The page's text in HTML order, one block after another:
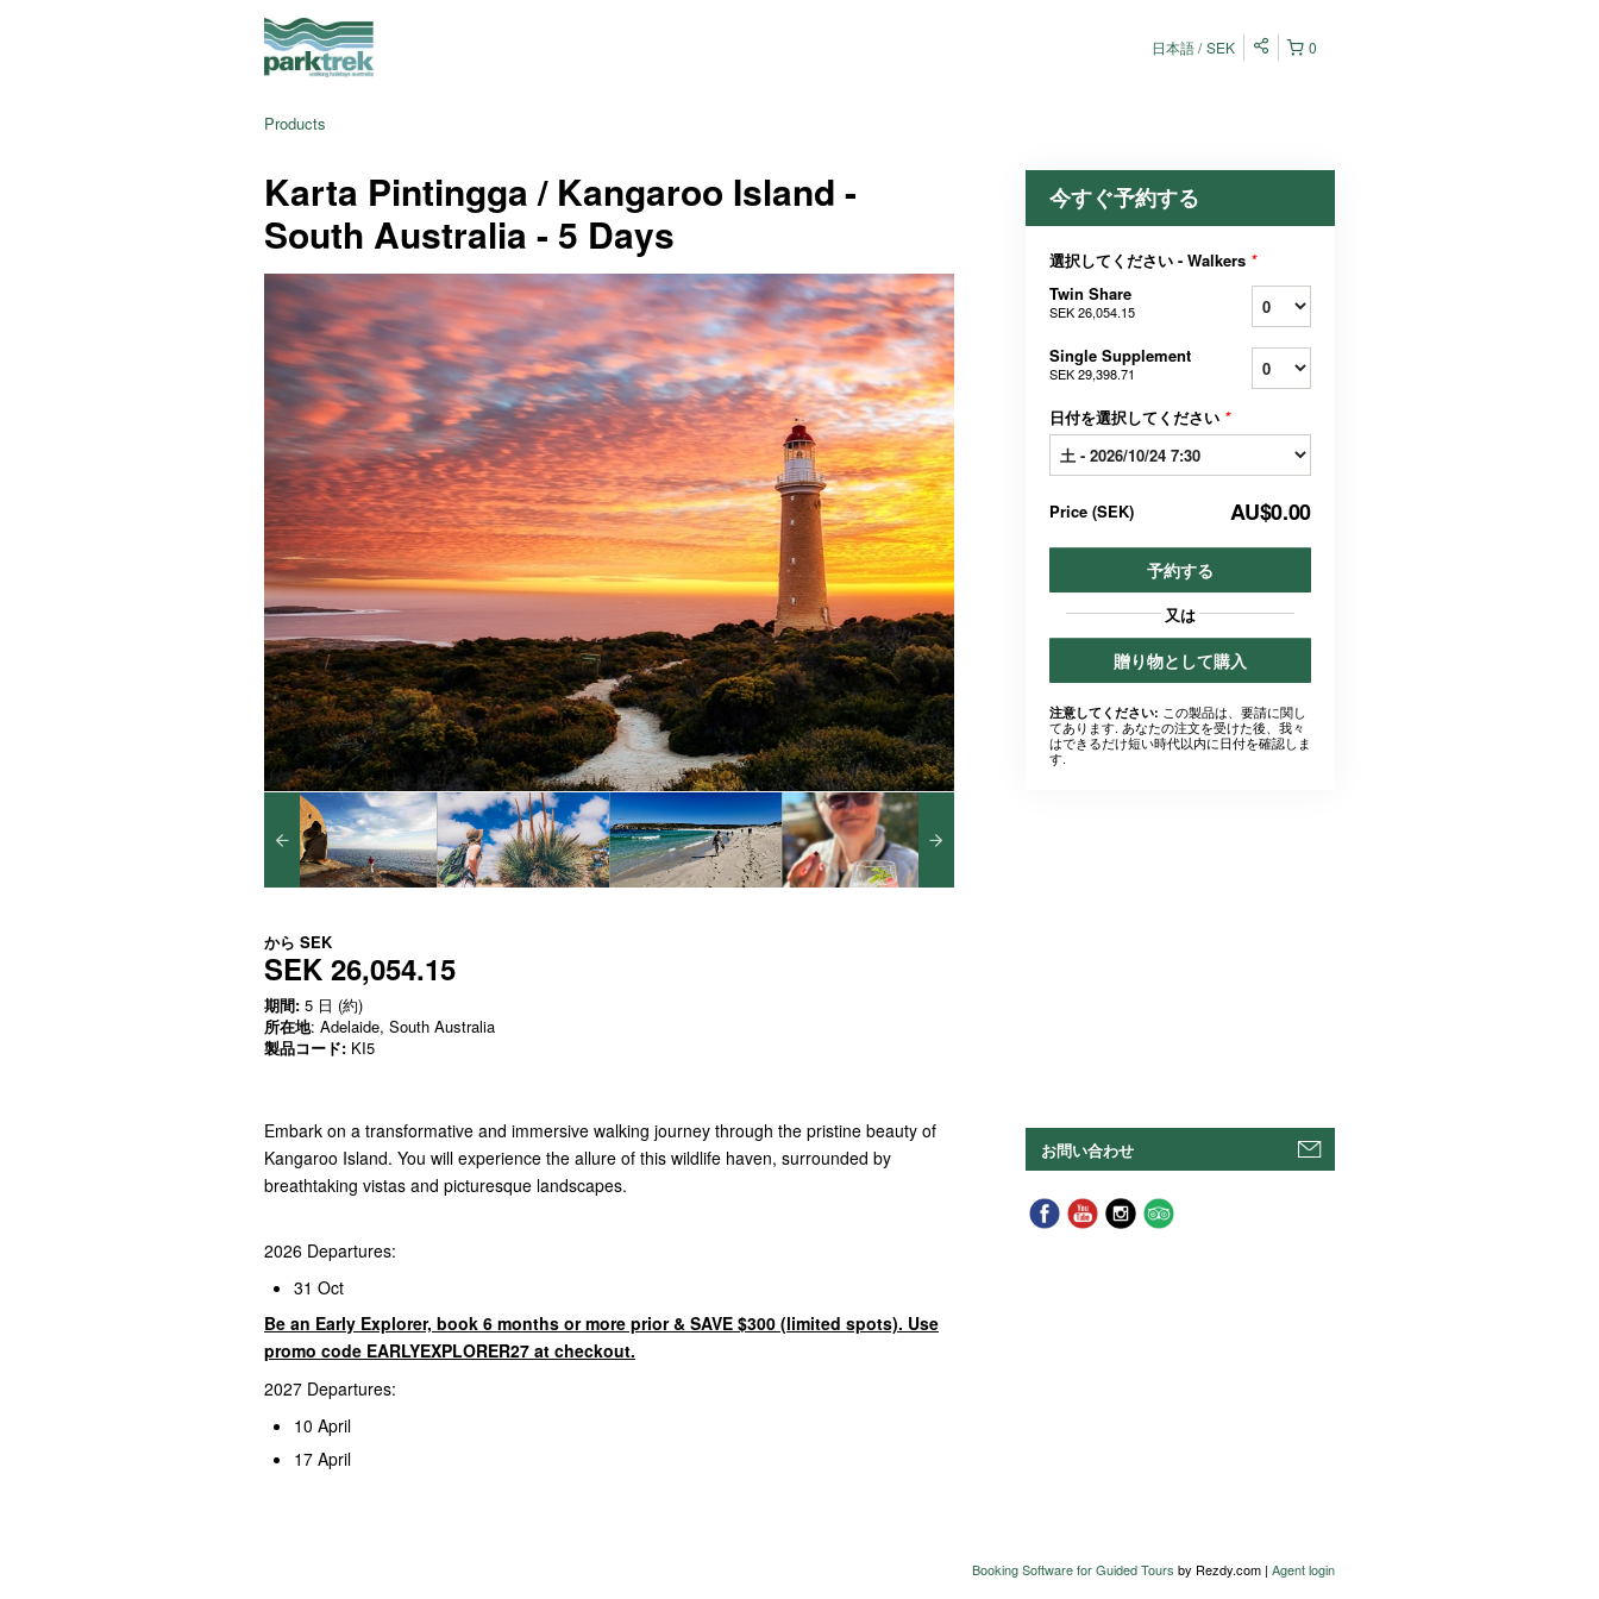
0
日本語 SEK
Products
Karta Pintingga / Kangaroo Island -
South Australia - 5 Days
から SEK
SEK 26,054.15
期間: 5 日 (約)
所在地: Adelaide, South Australia
製品コード: KI5
Embark on a transformative and immersive walking journey through the pristine beauty of
Kangaroo Island. You will experience the allure of this wildlife haven, surrounded by
breathtaking vistas and picturesque landscapes.
2026 Departures:
31 Oct
Be an Early Explorer, book 6 months or more prior & SAVE $300 (limited spots). Use
promo code EARLYEXPLORER27 at checkout.
2027 Departures:
10 April
17 April
今すぐ予約する
選択してください - Walkers *
Twin Share
SEK 26,054.15
Single Supplement
SEK 29,398.71
日付を選択してください *
Price (SEK) AU$0.00
予約する
又は
贈り物として購入
注意してください: この製品は、要請に関し
てあります. あなたの注文を受けた後、我々
はできるだけ短い時代以内に日付を確認しま
す.
お問い合わせ
Booking Software for Guided Tours by Rezdy.com | Agent login